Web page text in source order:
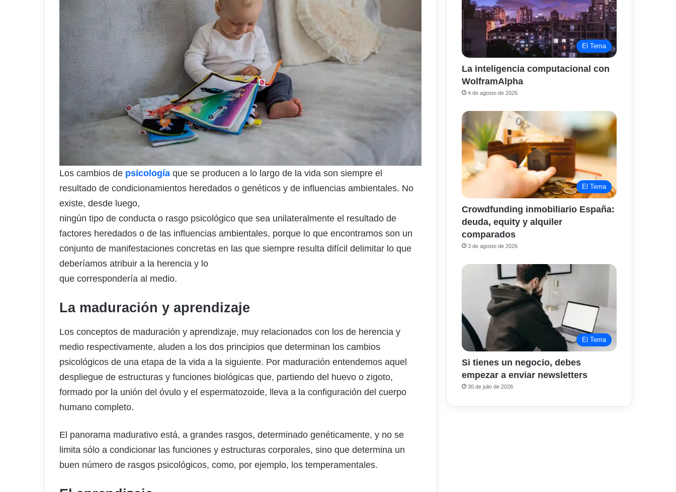
Los cambios de psicología que se producen a lo largo de la vida son siempre el
resultado de condicionamientos heredados o genéticos y de influencias ambientales. No
existe, desde luego,
ningún tipo de conducta o rasgo psicológico que sea unilateralmente el resultado de
factores heredados o de las influencias ambientales, porque lo que encontramos son un
conjunto de manifestaciones concretas en las que siempre resulta difícil delimitar lo que
deberíamos atribuir a la herencia y lo
que correspondería al medio.
La maduración y aprendizaje
Los conceptos de maduración y aprendizaje, muy relacionados con los de herencia y
medio respectivamente, aluden a los dos principios que determinan los cambios
psicológicos de una etapa de la vida a la siguiente. Por maduración entendemos aquel
despliegue de estructuras y funciones biológicas que, partiendo del huevo o zigoto,
formado por la unión del óvulo y el espermatozoide, lleva a la configuración del cuerpo
humano completo.
El panorama madurativo está, a grandes rasgos, determinado genéticamente, y no se
limita sólo a condicionar las funciones y estructuras corporales, sino que determina un
buen número de rasgos psicológicos, como, por ejemplo, los temperamentales.
El Tema
La inteligencia computacional con
WolframAlpha
4 de agosto de 2026
El Tema
Crowdfunding inmobiliario España:
deuda, equity y alquiler
comparados
3 de agosto de 2026
El Tema
Si tienes un negocio, debes
empezar a enviar newsletters
30 de julio de 2026